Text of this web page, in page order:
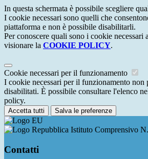
In questa schermata è possibile scegliere
I cookie necessari sono quelli che
piattaforma e non è possibile disabilitarli.
Per conoscere quali sono i cookie necessari
visionare la COOKIE POLICY.
Cookie necessari per il funzionamento
I cookie necessari per il funzionamento non
disabilitati. È possibile consultare l'elenco
policy.
Accetta tutti Salva le preferenze
Istituto Comprensivo
Contatti